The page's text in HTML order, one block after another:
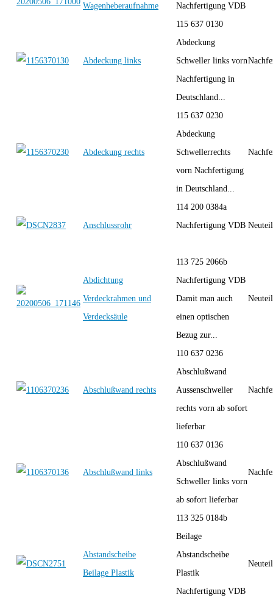
Wagenheberaufnahme
Nachfertigung VDB
Abdeckung links
115 637 0130
Abdeckung
Schweller links vorn
Nachfertigung in
Deutschland...
Abdeckung rechts
115 637 0230
Abdeckung
Schwellerrechts
vorn Nachfertigung
in Deutschland...
Anschlussrohr
114 200 0384a
Nachfertigung VDB
Abdichtung
Verdeckrahmen und
Verdecksäule
113 725 2066b
Nachfertigung VDB
Damit man auch
einen optischen
Bezug zur...
Abschlußwand rechts
110 637 0236
Abschlußwand
Aussenschweller
rechts vorn ab sofort
lieferbar
Abschlußwand links
110 637 0136
Abschlußwand
Schweller links vorn
ab sofort lieferbar
Abstandscheibe
Beilage Plastik
113 325 0184b
Beilage
Abstandscheibe
Plastik
Nachfertigung VDB